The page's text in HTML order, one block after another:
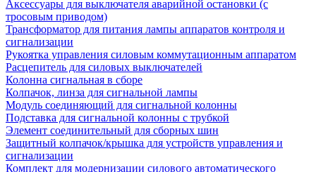
Аксессуары для выключателя аварийной остановки (с
тросовым приводом)
Трансформатор для питания лампы аппаратов контроля и
сигнализации
Рукоятка управления силовым коммутационным аппаратом
Расцепитель для силовых выключателей
Колонна сигнальная в сборе
Колпачок, линза для сигнальной лампы
Модуль соединяющий для сигнальной колонны
Подставка для сигнальной колонны с трубкой
Элемент соединительный для сборных шин
Защитный колпачок/крышка для устройств управления и
сигнализации
Комплект для модернизации силового автоматического